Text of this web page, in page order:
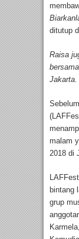
ditutup
Raisa
Jakarta.
malam
2018 di
bintang
grup